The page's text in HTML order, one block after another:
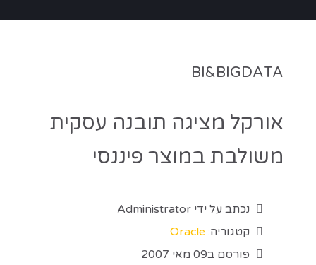
BI&BIGDATA
אורקל מציגה תובנה עסקית
משולבת במוצר פיננסי
נכתב על ידי Administrator
קטגוריה: Oracle
פורסם ב09 מאי 2007